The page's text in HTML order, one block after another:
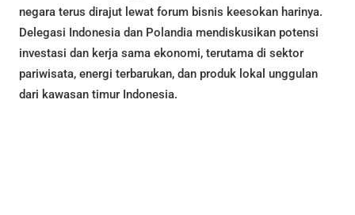
negara terus dirajut lewat forum bisnis keesokan harinya.
Delegasi Indonesia dan Polandia mendiskusikan potensi
investasi dan kerja sama ekonomi, terutama di sektor
pariwisata, energi terbarukan, dan produk lokal unggulan
dari kawasan timur Indonesia.